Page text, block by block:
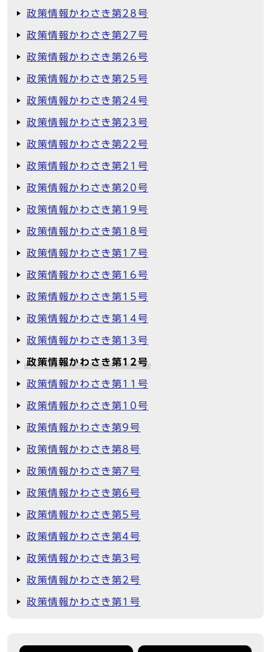
政策情報かわさき第28号
政策情報かわさき第27号
政策情報かわさき第26号
政策情報かわさき第25号
政策情報かわさき第24号
政策情報かわさき第23号
政策情報かわさき第22号
政策情報かわさき第21号
政策情報かわさき第20号
政策情報かわさき第19号
政策情報かわさき第18号
政策情報かわさき第17号
政策情報かわさき第16号
政策情報かわさき第15号
政策情報かわさき第14号
政策情報かわさき第13号
政策情報かわさき第12号
政策情報かわさき第11号
政策情報かわさき第10号
政策情報かわさき第9号
政策情報かわさき第8号
政策情報かわさき第7号
政策情報かわさき第6号
政策情報かわさき第5号
政策情報かわさき第4号
政策情報かわさき第3号
政策情報かわさき第2号
政策情報かわさき第1号